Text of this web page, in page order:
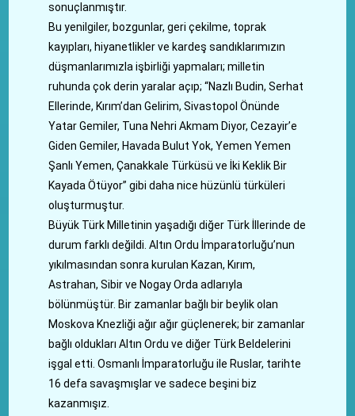
sonuçlanmıştır.
Bu yenilgiler, bozgunlar, geri çekilme, toprak
kayıpları, hiyanetlikler ve kardeş sandıklarımızın
düşmanlarımızla işbirliği yapmaları; milletin
ruhunda çok derin yaralar açıp; “Nazlı Budin, Serhat
Ellerinde, Kırım’dan Gelirim, Sivastopol Önünde
Yatar Gemiler, Tuna Nehri Akmam Diyor, Cezayir’e
Giden Gemiler, Havada Bulut Yok, Yemen Yemen
Şanlı Yemen, Çanakkale Türküsü ve İki Keklik Bir
Kayada Ötüyor” gibi daha nice hüzünlü türküleri
oluşturmuştur.
Büyük Türk Milletinin yaşadığı diğer Türk İllerinde de
durum farklı değildi. Altın Ordu İmparatorluğu’nun
yıkılmasından sonra kurulan Kazan, Kırım,
Astrahan, Sibir ve Nogay Orda adlarıyla
bölünmüştür. Bir zamanlar bağlı bir beylik olan
Moskova Knezliği ağır ağır güçlenerek; bir zamanlar
bağlı oldukları Altın Ordu ve diğer Türk Beldelerini
işgal etti. Osmanlı İmparatorluğu ile Ruslar, tarihte
16 defa savaşmışlar ve sadece beşini biz
kazanmışız.